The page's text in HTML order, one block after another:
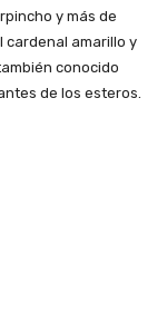
y más de
cardenal amarillo y
conocido
de los esteros.